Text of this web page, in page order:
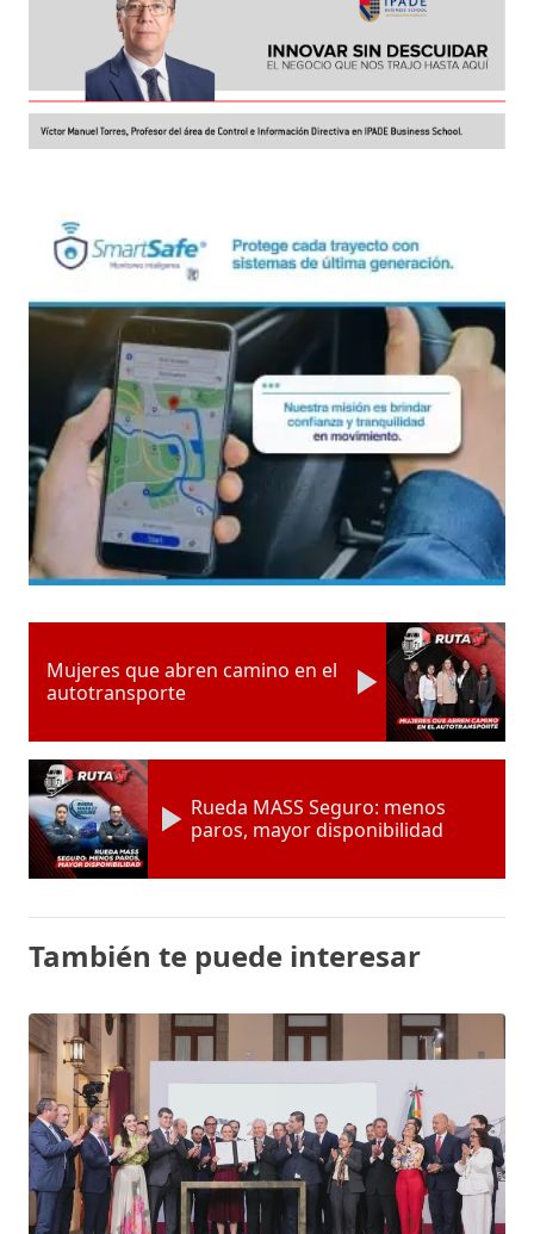
Mujeres que abren camino en el
autotransporte
Rueda MASS Seguro: menos
paros, mayor disponibilidad
También te puede interesar